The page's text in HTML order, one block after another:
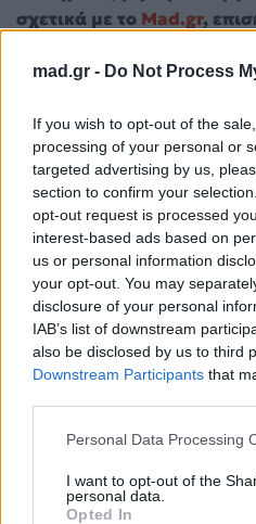
mad.gr - Do Not Process
If you wish to opt-out of the
processing of your personal or
targeted advertising by us,
section to confirm your
opt-out request is processed
interest-based ads based on
us or personal information
your opt-out. You may
disclosure of your personal
IAB’s list of downstream
also be disclosed by us to third
Downstream Participants that
Personal Data Processing
I want to opt-out of the
personal data.
Opted In
σχετικά με το Mad.gr,
ακολουθήστε μας στο
Katy Perry mad-radio-top-news
BLOOM
pregnant
Mad.gr
News
Mad.gr